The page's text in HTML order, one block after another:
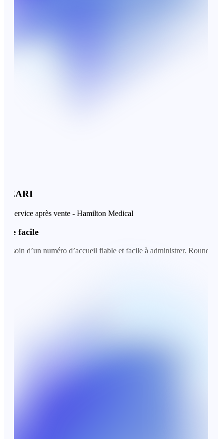
après vente - Hamilton Medical
facile
d’un numéro d’accueil fiable et facile à administrer. Roundesk